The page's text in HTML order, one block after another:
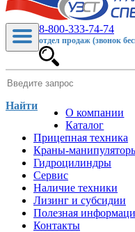
8-800-333-74-74
отдел продаж (звонок
Найти
О компании
Каталог
Прицепная техника
Краны-
Гидроцилиндры
Сервис
Наличие техники
Лизинг и субсидии
Полезная
Контакты